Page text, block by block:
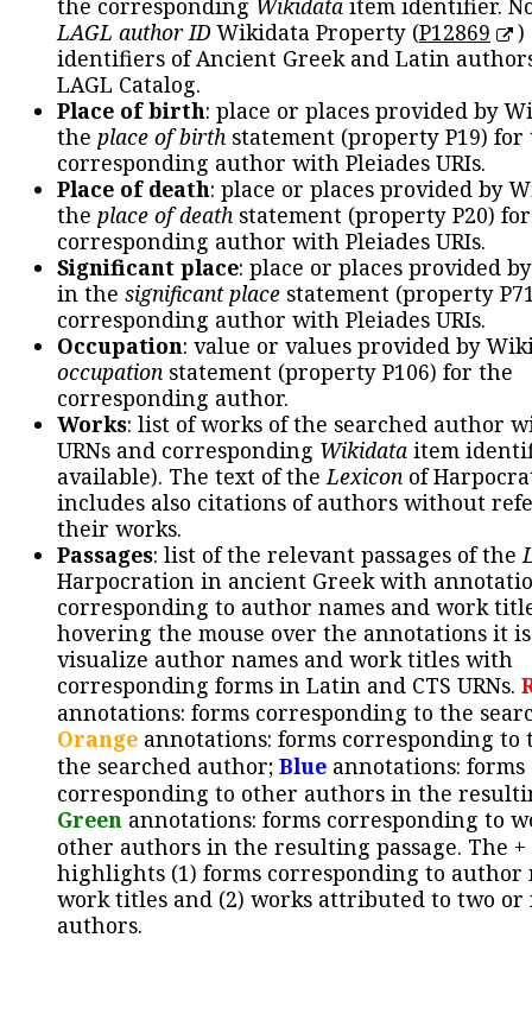
the corresponding Wikidata item identifier.
LAGL author IDWikidata Property (P12869
)
identifiers of Ancient Greek and Latin
LAGL Catalog.
Place of birth: place or places provided by
the place of birth statement (property P19) for
corresponding author with Pleiades URIs.
Place of death: place or places provided by
the place of death statement (property P20)
corresponding author with Pleiades URIs.
Significant place: place or places provided
in the significant place statement (property
corresponding author with Pleiades URIs.
Occupation: value or values provided by
occupation statement (property P106) for the
corresponding author.
Works: list of works of the searched author
URNs and corresponding Wikidata item
available). The text of theLexicon of
includes also citations of authors without
their works.
Passages: list of the relevant passages of the
Harpocration in ancient Greek with
corresponding to author names and work
hovering the mouse over the annotations it
visualize author names and work titles with
corresponding forms in Latin and CTS URNs.
annotations: forms corresponding to the
Orange annotations: forms corresponding to
the searched author; Blue annotations: forms
corresponding to other authors in the
Green annotations: forms corresponding to
other authors in the resulting passage. The +
highlights (1) forms corresponding to author
work titles and (2) works attributed to two or
authors.